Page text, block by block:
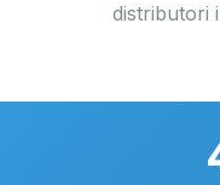
distributori